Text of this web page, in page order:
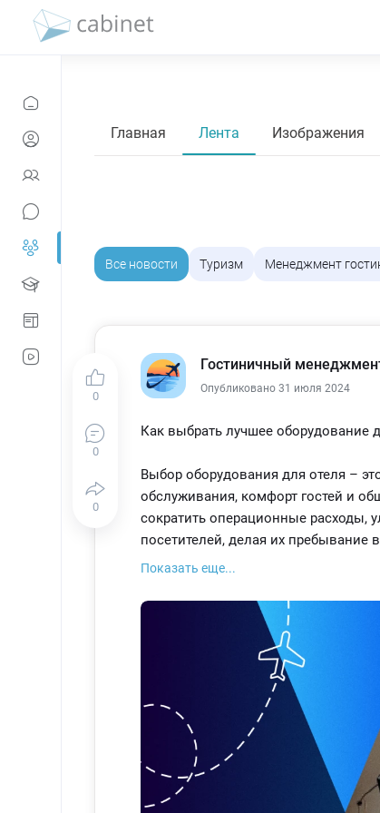
Главная Лента Изображения
Все новости Туризм Менеджмент
0
0
0
Гостиничный
Опубликовано 31 июля 2024
Как выбрать лучшее оборудование
Выбор оборудования для отеля –
обслуживания, комфорт гостей и
сократить операционные расходы,
посетителей, делая их
• Люкс ("Новая роскошь"): Изящные
техника, и эксклюзивные
• Премиум (бизнес-класс):
дизайнерскую мебель и все
• Стандарт (эконом): Нацелен на
необходимые удобства при
Что входит в комплектацию
• Предметы мебели (кровать,
Показать еще...